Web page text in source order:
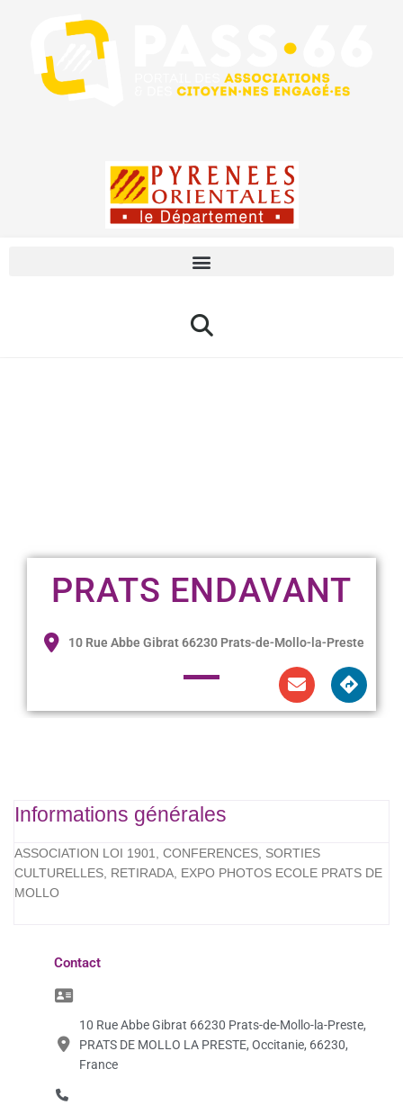
PRATS ENDAVANT
10 Rue Abbe Gibrat 66230 Prats-de-Mollo-la-Preste
Informations générales
ASSOCIATION LOI 1901, CONFERENCES, SORTIES
CULTURELLES, RETIRADA, EXPO PHOTOS ECOLE PRATS DE
MOLLO
Contact
10 Rue Abbe Gibrat 66230 Prats-de-Mollo-la-Preste,
PRATS DE MOLLO LA PRESTE, Occitanie, 66230,
France